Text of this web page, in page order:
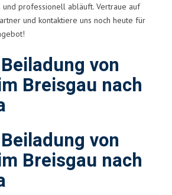
professionell abläuft. Vertraue auf
und kontaktiere uns noch heute für
von
Breisgau nach
von
Breisgau nach